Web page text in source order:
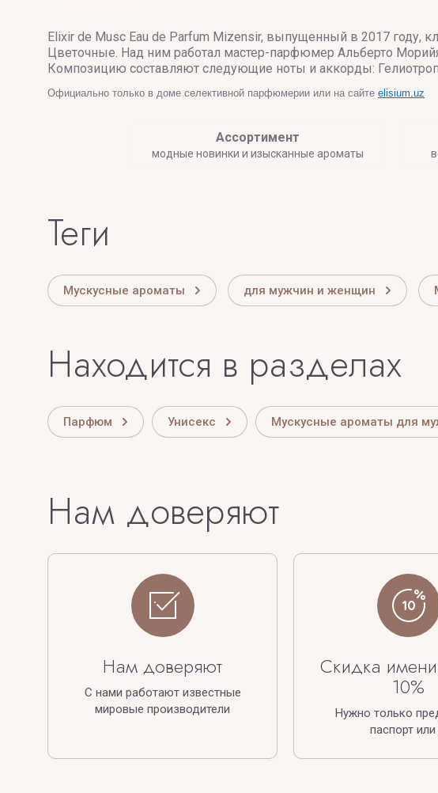
Elixir de Musc Eau de Parfum Mizensir, выпущенный в 2017 году,
Цветочные. Над ним работал мастер-парфюмер Альберто
Композицию составляют следующие ноты и аккорды:
Официально только в доме селективной парфюмерии или на сайте elisium.uz
Ассортимент
модные новинки и изысканные ароматы
теги
Мускусные ароматы для мужчин и женщин
Находится в разделах
Парфюм Унисекс Мускусные ароматы для
Нам доверяют
Нам доверяют
С нами работают известные
мировые производители
Скидка
10%
Нужно только
паспорт или